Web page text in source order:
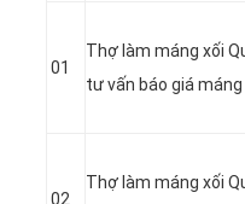
01
Thợ làm máng xối
tư vấn báo giá máng
02
Thợ làm máng xối